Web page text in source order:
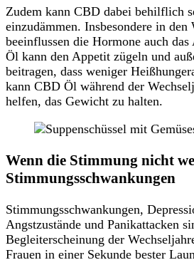
Zudem kann CBD dabei behilflich
einzudämmen. Insbesondere in den
beeinflussen die Hormone auch
Öl kann den Appetit zügeln und
beitragen, dass weniger
kann CBD Öl während der
helfen, das Gewicht zu halten.
Wenn die Stimmung nicht
Stimmungsschwankungen
Stimmungsschwankungen,
Angstzustände und Panikattacken
Begleiterscheinung der
Frauen in einer Sekunde bester